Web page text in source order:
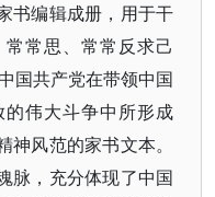
书编辑成册，用于干
常思、常常反求己
国共产党在带领中国
伟大斗争中所形成
风范的家书文本。
脉，充分体现了中国